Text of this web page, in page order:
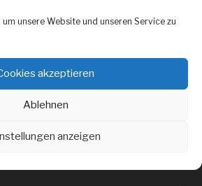
unsere Website und unseren Service zu
akzeptieren
Ablehnen
anzeigen